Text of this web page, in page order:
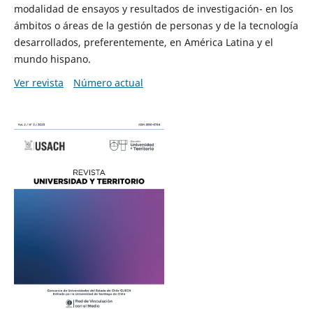
modalidad de ensayos y resultados de investigación- en los
ámbitos o áreas de la gestión de personas y de la tecnología
desarrollados, preferentemente, en América Latina y el
mundo hispano.
Ver revista
Número actual